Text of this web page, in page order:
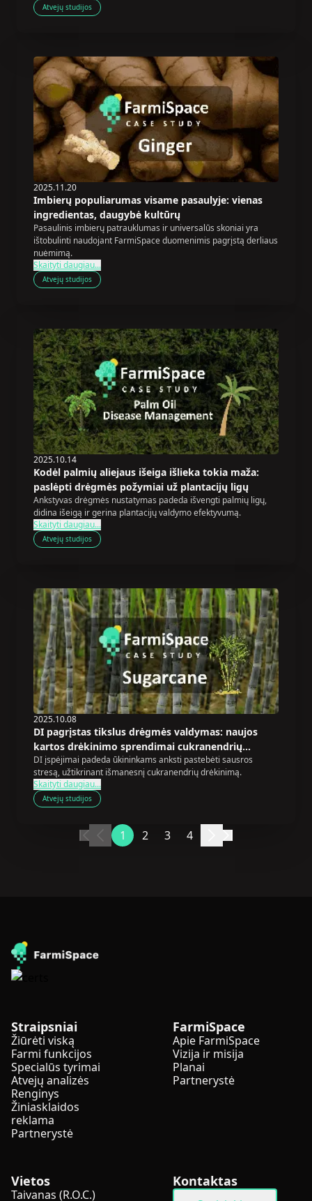
Atvejų studijos
2025.11.20
Imbierų populiarumas visame pasaulyje: vienas
ingredientas, daugybė kultūrų
Pasaulinis imbierų patrauklumas ir universalūs skoniai yra
ištobulinti naudojant FarmiSpace duomenimis pagrįstą derliaus
nuėmimą.
Skaityti daugiau...
Atvejų studijos
2025.10.14
Kodėl palmių aliejaus išeiga išlieka tokia maža:
paslėpti drėgmės požymiai už plantacijų ligų
Ankstyvas drėgmės nustatymas padeda išvengti palmių ligų,
didina išeigą ir gerina plantacijų valdymo efektyvumą.
Skaityti daugiau...
Atvejų studijos
2025.10.08
DI pagrįstas tikslus drėgmės valdymas: naujos
kartos drėkinimo sprendimai cukranendrių
laukams, susiduriantiems su sausra
DI įspėjimai padeda ūkininkams anksti pastebėti sausros
stresą, užtikrinant išmanesnį cukranendrių drėkinimą.
Skaityti daugiau...
Atvejų studijos
1 2 3 4
Straipsniai
Žiūrėti viską
Farmi funkcijos
Specialūs tyrimai
Atvejų analizės
Renginys
Žiniasklaidos
reklama
Partnerystė
FarmiSpace
Apie FarmiSpace
Vizija ir misija
Planai
Partnerystė
Vietos
Taivanas (R.O.C.)
Kontaktas